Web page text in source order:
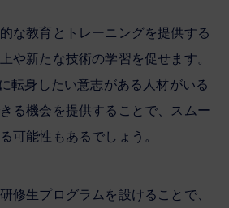
な教育とトレーニングを提供する
や新たな技術の学習を促せます。
転身したい意志がある人材がいる
る機会を提供することで、スムー
可能性もあるでしょう。
修生プログラムを設けることで、